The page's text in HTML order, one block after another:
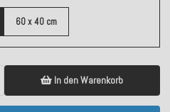
60 x 40 cm
In den Warenkorb